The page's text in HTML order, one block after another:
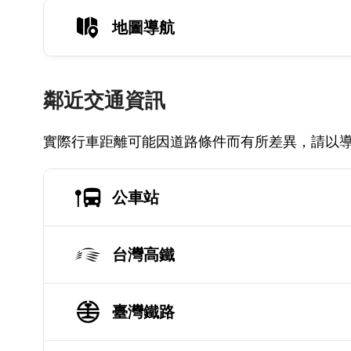
地圖導航
鄰近交通資訊
實際行車距離可能因道路條件而有所差異，請以
公車站
台灣高鐵
臺灣鐵路